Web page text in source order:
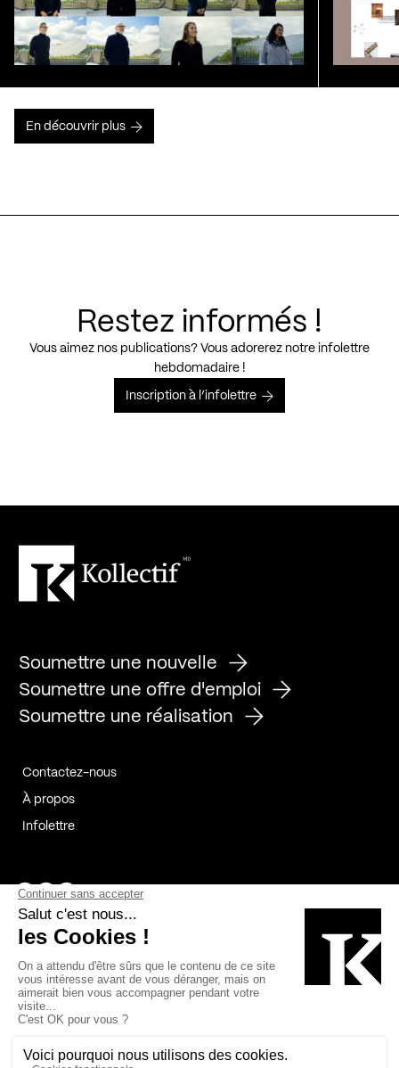
En découvrir plus
Restez informés !
Vous aimez nos publications? Vous adorerez notre infolettre
hebdomadaire !
Inscription à l’infolettre
Soumettre une nouvelle
Soumettre une offre d'emploi
Soumettre une réalisation
Contactez-nous
À propos
Infolettre
Page Facebook de Kollectif
Page Instagram de Kollectif
Page Linkedin de Kollectif
Bâtiment-Durable-Québec-1
Esquisses-1IRAC-1
MP-1 v2com-1